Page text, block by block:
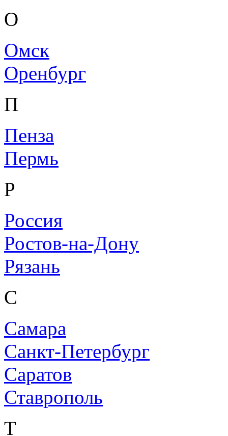
О
Омск
Оренбург
П
Пенза
Пермь
Р
Россия
Ростов-на-Дону
Рязань
С
Самара
Санкт-Петербург
Саратов
Ставрополь
Т